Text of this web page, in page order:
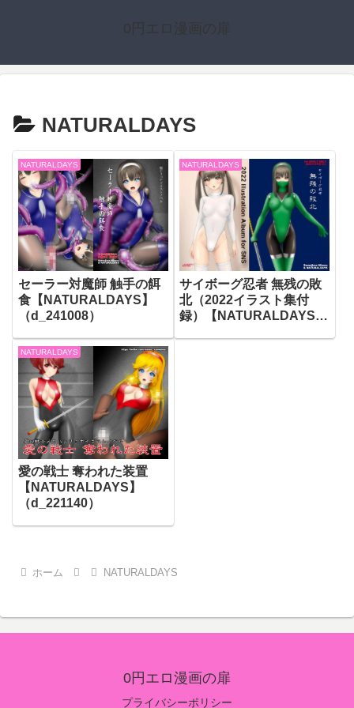
0円エロ漫画の扉
NATURALDAYS
NATURALDAYS
セーラー対魔師 触手の餌
食【NATURALDAYS】
（d_241008）
NATURALDAYS
サイボーグ忍者 無残の敗
北（2022イラスト集付
録）【NATURALDAYS】
NATURALDAYS
愛の戦士 奪われた装置
【NATURALDAYS】
（d_221140）
ホーム NATURALDAYS
0円エロ漫画の扉
プライバシーポリシー